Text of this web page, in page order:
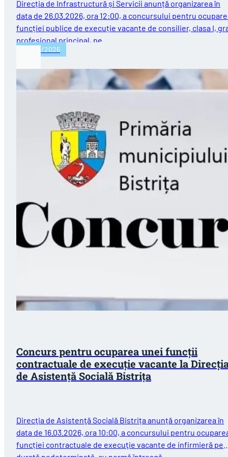
Direcția de Infrastructură și Servicii anunță organizarea în
data de 26.03.2026, ora 12:00, a concursului pentru
funcției publice de execuție vacante de consilier, clasa I,
profesional principal, pe…
23/02/2026
Concurs pentru ocuparea unei funcții
contractuale de execuţie vacante la
de Asistenţă Socială Bistrița
Direcţia de Asistenţă Socială Bistrița anunță organizarea în
data de 16.03.2026, ora 10:00, a concursului pentru
funcției contractuale de execuţie vacante de infirmieră pe